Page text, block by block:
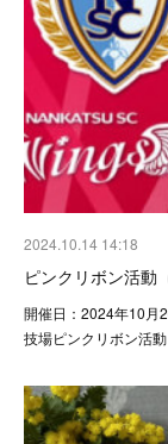
2024.10.14 14:18
ピンクリボン活動
開催日：2024年10月
技場ピンクリボン活